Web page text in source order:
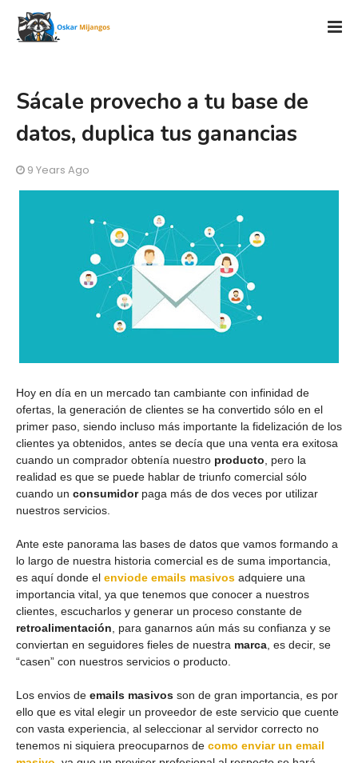
Sácale provecho a tu base de
datos, duplica tus ganancias
9 Years Ago
Hoy en día en un mercado tan cambiante con infinidad de
ofertas, la generación de clientes se ha convertido sólo en el
primer paso, siendo incluso más importante la fidelización de los
clientes ya obtenidos, antes se decía que una venta era exitosa
cuando un comprador obtenía nuestro producto , pero la
realidad es que se puede hablar de triunfo comercial sólo
cuando un consumidorpaga más de dos veces por utilizar
nuestros servicios.
Ante este panorama las bases de datos que vamos formando a
lo largo de nuestra historia comercial es de suma importancia,
es aquí donde el enviode emails masivos adquiere una
importancia vital, ya que tenemos que conocer a nuestros
clientes, escucharlos y generar un proceso constante de
retroalimentación , para ganarnos aún más su confianza y se
conviertan en seguidores fieles de nuestra marca , es decir, se
“casen” con nuestros servicios o producto.
Los envios de emails masivos son de gran importancia, es por
ello que es vital elegir un proveedor de este servicio que cuente
con vasta experiencia, al seleccionar al servidor correcto no
tenemos ni siquiera preocuparnos de como enviar un email